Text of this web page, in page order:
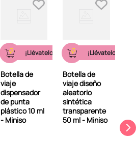
¡Llévatelo ahora!
Botella de
viaje
dispensador
de punta
plástico 10 ml
- Miniso
¡Llévatelo ahora!
Botella de
viaje diseño
aleatorio
sintética
transparente
50 ml - Miniso